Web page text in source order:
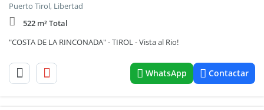
Puerto Tirol, Libertad
522 m² Total
"COSTA DE LA RINCONADA" - TIROL - Vista al Rio!
WhatsApp Contactar